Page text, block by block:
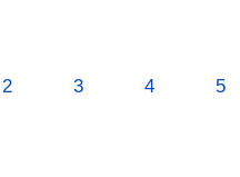
2 3 4 5